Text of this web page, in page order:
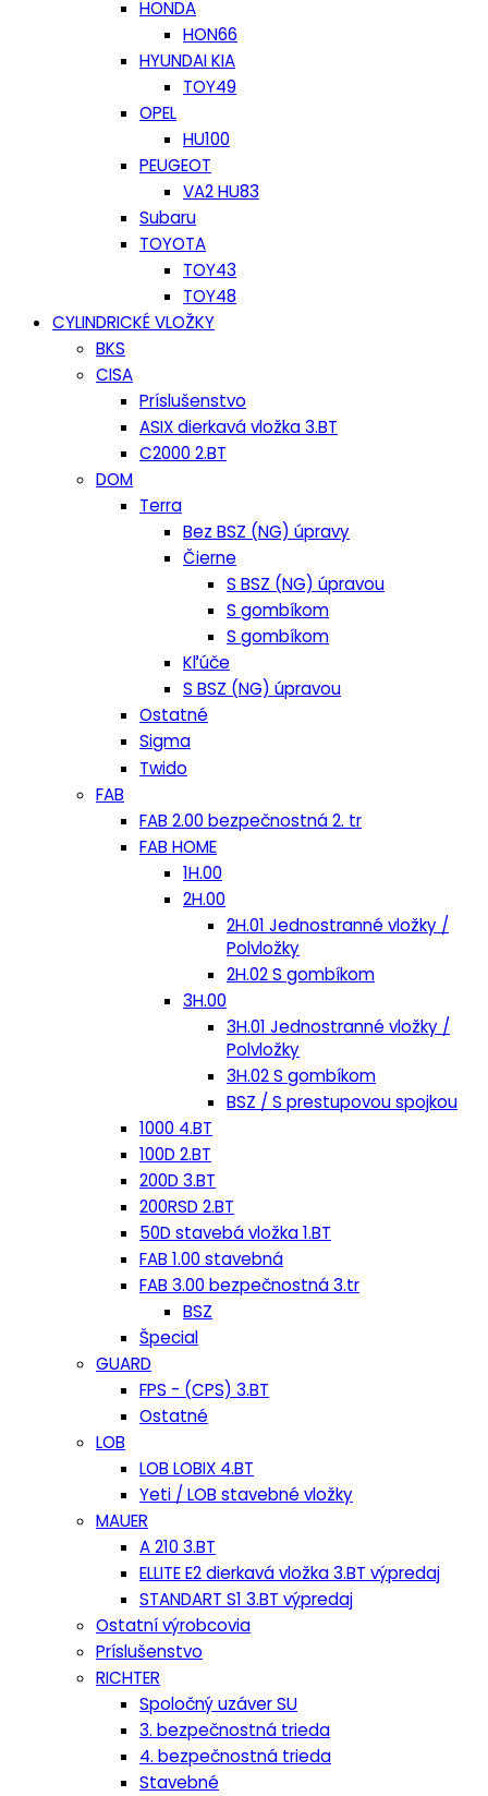
HONDA
HON66
HYUNDAI KIA
TOY49
OPEL
HU100
PEUGEOT
VA2 HU83
Subaru
TOYOTA
TOY43
TOY48
CYLINDRICKÉ VLOŽKY
BKS
CISA
Príslušenstvo
ASIX dierkavá vložka 3.BT
C2000 2.BT
DOM
Terra
Bez BSZ (NG) úpravy
Čierne
S BSZ (NG) úpravou
S gombíkom
S gombíkom
Kľúče
S BSZ (NG) úpravou
Ostatné
Sigma
Twido
FAB
FAB 2.00 bezpečnostná 2. tr
FAB HOME
1H.00
2H.00
2H.01 Jednostranné vložky /
Polvložky
2H.02 S gombíkom
3H.00
3H.01 Jednostranné vložky /
Polvložky
3H.02 S gombíkom
BSZ / S prestupovou spojkou
1000 4.BT
100D 2.BT
200D 3.BT
200RSD 2.BT
50D stavebá vložka 1.BT
FAB 1.00 stavebná
FAB 3.00 bezpečnostná 3.tr
BSZ
Špecial
GUARD
FPS - (CPS) 3.BT
Ostatné
LOB
LOB LOBIX 4.BT
Yeti / LOB stavebné vložky
MAUER
A 210 3.BT
ELLITE E2 dierkavá vložka 3.BT výpredaj
STANDART S1 3.BT výpredaj
Ostatní výrobcovia
Príslušenstvo
RICHTER
Spoločný uzáver SU
3. bezpečnostná trieda
4. bezpečnostná trieda
Stavebné